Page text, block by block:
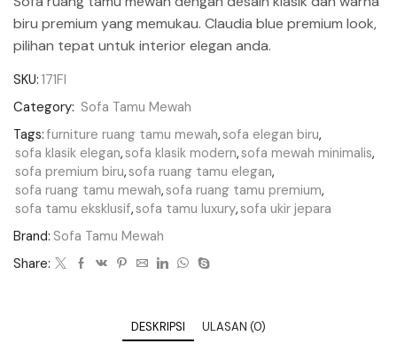
biru premium yang memukau. Claudia blue premium look,
pilihan tepat untuk interior elegan anda.
SKU: 171FI
Category: Sofa Tamu Mewah
Tags: furniture ruang tamu mewah,sofa elegan biru,
sofa klasik elegan,sofa klasik modern,sofa mewah minimalis,
sofa premium biru,sofa ruang tamu elegan,
sofa ruang tamu mewah,sofa ruang tamu premium,
sofa tamu eksklusif,sofa tamu luxury,sofa ukir jepara
Brand: Sofa Tamu Mewah
Share:
DESKRIPSI ULASAN (0)